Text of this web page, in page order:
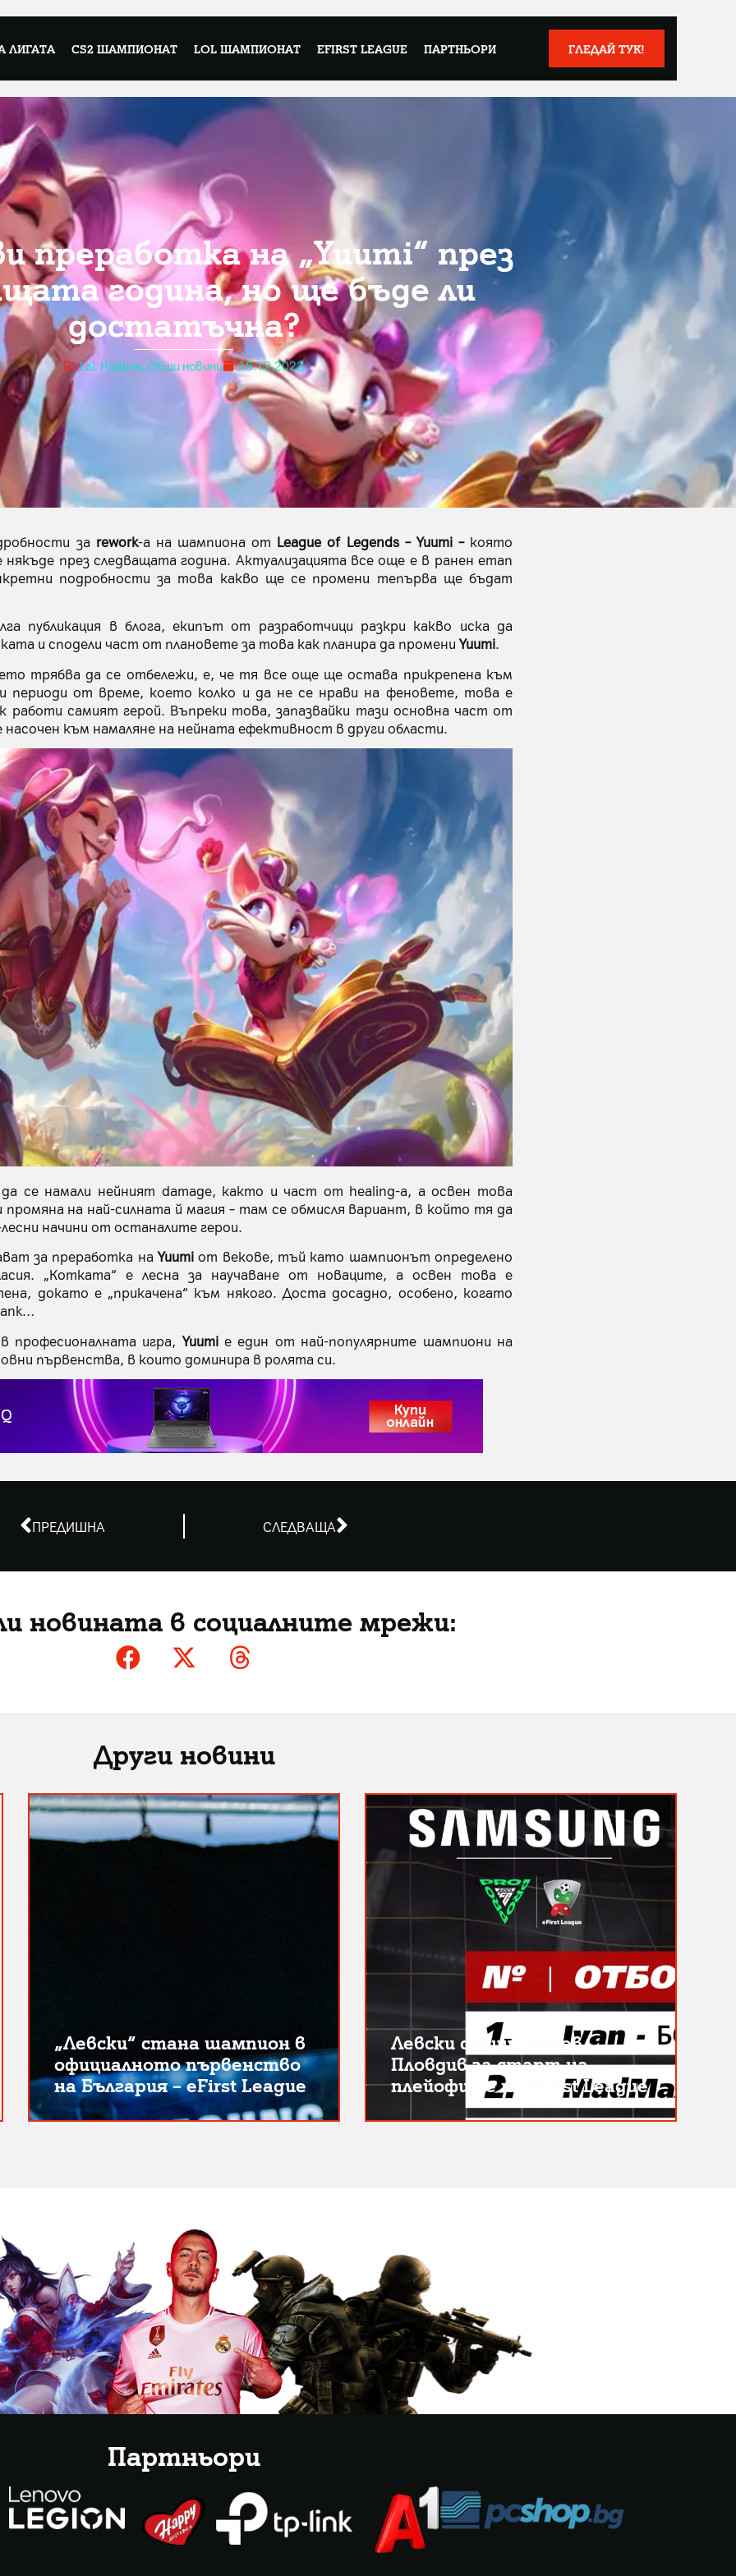
ЛИГАТА CS2 ШАМПИОНАТ LOL ШАМПИОНАТ EFIRST LEAGUE ПАРТНЬОРИ ГЛЕДАЙ ТУК!
преработка на „Yuumi“ през
година, но ще бъде ли
достатъчна?
LoL Новини Общи новини 16.12.2022
за rework-a на шампиона от League of Legends – Yuumi –която
през следващата година. Актуализацията все още е в ранен етап
подробности за това какво ще се промени тепърва ще бъдат
публикация в блога, екипът от разработчици разкри какво иска да
и сподели част от плановете за това как планира да промениYuumi.
трябва да се отбележи, е, че тя все още ще остава прикрепена към
периоди от време, което колко и да не се нрави на феновете, това е
работи самият герой. Въпреки това, запазвайки тази основна част от
към намаляне на нейната ефективност в други области.
се намали нейният damage, както и част от healing-a, а освен това
на най-силната й магия – там се обмисля вариант, в който тя да
начини от останалите герои.
за преработка наYuumi от векове, тъй като шампионът определено
„Котката“ е лесна за научаване от новаците, а освен това е
докато е „прикачена“ към някого. Доста досадно, особено, когато
професионалната игра,Yuumiе един от най-популярните шампиони на
първенства, в които доминира в ролята си.
ПРЕДИШНА СЛЕДВАЩА
новината в социалните мрежи:
Други новини
„Левски“ стана шампион в
официалното първенство
на България – eFirst League
Левски срещу Ботев
Пловдив за старт на
плейофите на eFirst League
Партньори